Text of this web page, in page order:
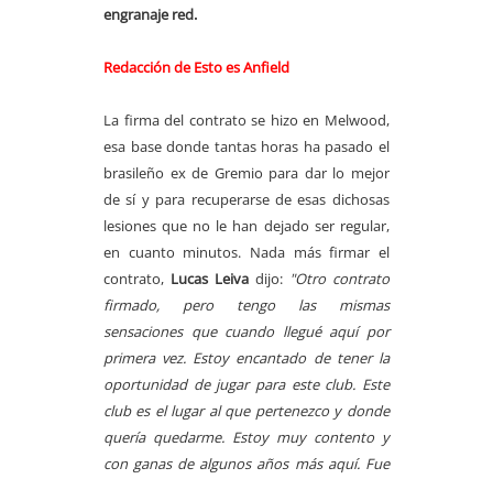
engranaje red.
Redacción de Esto es Anfield
La firma del contrato se hizo en Melwood,
esa base donde tantas horas ha pasado el
brasileño ex de Gremio para dar lo mejor
de sí y para recuperarse de esas dichosas
lesiones que no le han dejado ser regular,
en cuanto minutos. Nada más firmar el
contrato, Lucas Leivadijo: "Otro contrato
firmado, pero tengo las mismas
sensaciones que cuando llegué aquí por
primera vez. Estoy encantado de tener la
oportunidad de jugar para este club. Este
club es el lugar al que pertenezco y donde
quería quedarme. Estoy muy contento y
con ganas de algunos años más aquí. Fue